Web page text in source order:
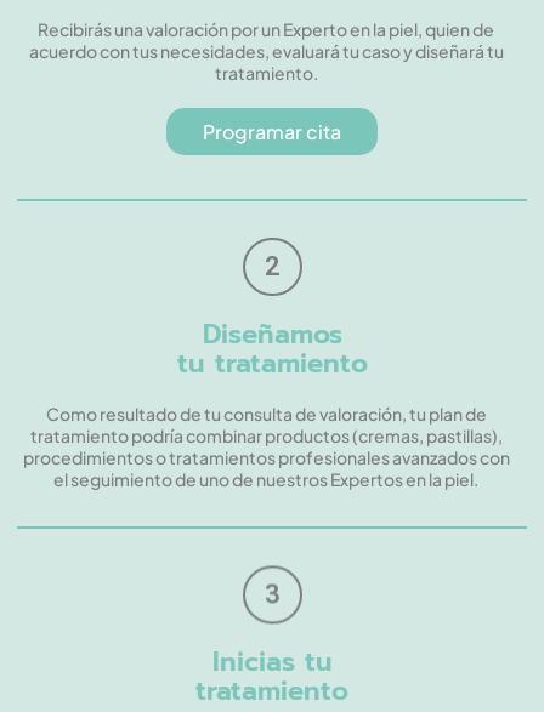
Recibirás una valoración por un Experto en la piel, quien de
acuerdo con tus necesidades, evaluará tu caso y diseñará tu
tratamiento.
Programar cita
2
Diseñamos
tu tratamiento
Como resultado de tu consulta de valoración, tu plan de
tratamiento podría combinar productos (cremas, pastillas),
procedimientos o tratamientos profesionales avanzados con
el seguimiento de uno de nuestros Expertos en la piel.
3
Inicias tu
tratamiento